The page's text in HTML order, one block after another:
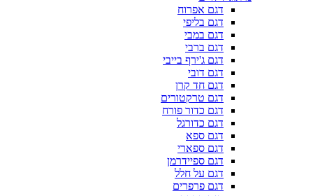
דגם אפרוח
דגם בליפי
דגם במבי
דגם ברבי
דגם ג'ירף בייבי
דגם דובי
דגם חד קרן
דגם טרקטורים
דגם כדור פורח
דגם כדורגל
דגם ספא
דגם ספארי
דגם ספיידרמן
דגם על חלל
דגם פרפרים